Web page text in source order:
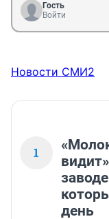
Гость
Войти
Новости СМИ2
1
день